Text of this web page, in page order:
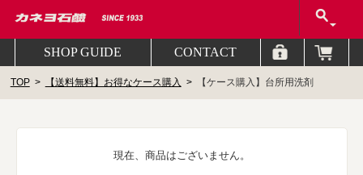
SHOP GUIDE CONTACT
TOP 【送料無料】お得なケース購入 【ケース購入】台所用洗剤
現在、商品はございません。